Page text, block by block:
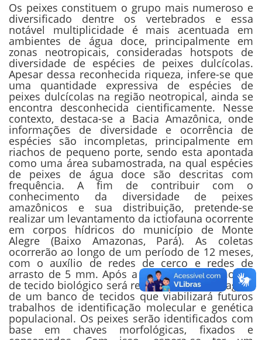
Os peixes constituem o grupo mais numeroso e
diversificado dentre os vertebrados e essa
notável multiplicidade é mais acentuada em
ambientes de água doce, principalmente em
zonas neotropicais, consideradas hotspots de
diversidade de espécies de peixes dulcícolas.
Apesar dessa reconhecida riqueza, infere-se que
uma quantidade expressiva de espécies de
peixes dulcícolas na região neotropical, ainda se
encontra desconhecida cientificamente. Nesse
contexto, destaca-se a Bacia Amazônica, onde
informações de diversidade e ocorrência de
espécies são incompletas, principalmente em
riachos de pequeno porte, sendo esta apontada
como uma área subamostrada, na qual espécies
de peixes de água doce são descritas com
frequência. A fim de contribuir com o
conhecimento da diversidade de peixes
amazônicos e sua distribuição, pretende-se
realizar um levantamento da ictiofauna ocorrente
em corpos hídricos do município de Monte
Alegre (Baixo Amazonas, Pará). As coletas
ocorrerão ao longo de um período de 12 meses,
com o auxílio de redes de cerco e redes de
arrasto de 5 mm. Após a captura, uma amostra
de tecido biológico será retirada, para montagem
de um banco de tecidos que viabilizará futuros
trabalhos de identificação molecular e genética
populacional. Os peixes serão identificados com
base em chaves morfológicas, fixados e